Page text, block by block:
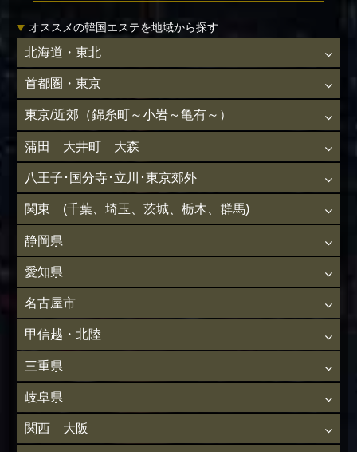
オススメの韓国エステを地域から探す
北海道・東北
首都圏・東京
東京/近郊（錦糸町～小岩～亀有～）
蒲田 大井町 大森
八王子･国分寺･立川･東京郊外
関東 (千葉、埼玉、茨城、栃木、群馬)
静岡県
愛知県
名古屋市
甲信越・北陸
三重県
岐阜県
関西 大阪